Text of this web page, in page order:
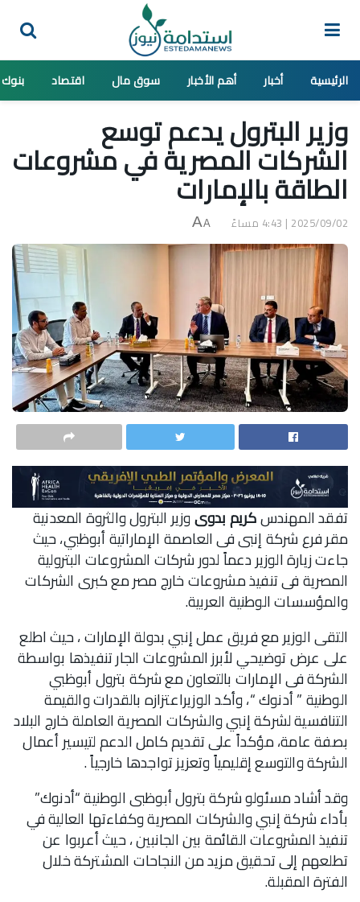
الرئيسية أخبار أهم الأخبار سوق مال اقتصاد بنوك
وزير البترول يدعم توسع
الشركات المصرية في مشروعات
الطاقة بالإمارات
2025/09/02 | 4:43 مساءً A
A
تفقد المهندسكريم بدوىوزير البترول والثروة المعدنية
مقر فرع شركة إنبى فى العاصمة الإماراتية أبوظبي، حيث
جاءت زيارة الوزير دعماً لدور شركات المشروعات البترولية
المصرية فى تنفيذ مشروعات خارج مصر مع كبرى الشركات
والمؤسسات الوطنية العربية.
التقى الوزير مع فريق عمل إنبي بدولة الإمارات ، حيث اطلع
على عرض توضيحي لأبرز المشروعات الجار تنفيذها بواسطة
الشركة فى الإمارات بالتعاون مع شركة بترول أبوظبي
الوطنية ” أدنوك “، وأكد الوزيراعتزازه بالقدرات والقيمة
التنافسية لشركة إنبي والشركات المصرية العاملة خارج البلاد
بصفة عامة، مؤكداً على تقديم كامل الدعم لتيسير أعمال
الشركة والتوسع إقليمياً وتعزيز تواجدها خارجياً .
وقد أشاد مسئولو شركة بترول أبوظبى الوطنية “أدنوك”
بأداء شركة إنبي والشركات المصرية وكفاءتها العالية في
تنفيذ المشروعات القائمة بين الجانبين ، حيث أعربوا عن
تطلعهم إلى تحقيق مزيد من النجاحات المشتركة خلال
الفترة المقبلة.